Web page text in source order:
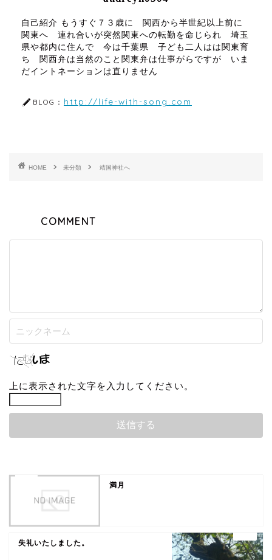
自己紹介 もうすぐ７３歳に 関西から半世紀以上前に
関東へ 連れ合いが突然関東への転勤を命じられ 埼玉
県や都内に住んで 今は千葉県 子ども二人はは関東育
ち 関西弁は当然のこと関東弁は仕事がらですが いま
だイントネーションは直りません
BLOG： http://life-with-song.com
HOME 未分類 靖国神社へ
COMMENT
上に表示された文字を入力してください。
満月
失礼いたしました。